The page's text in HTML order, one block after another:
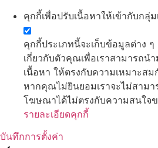
คุกกี้เพื่อปรับเนื้อหาให้เข้ากับกลุ่
คุกกี้ประเภทนี้จะเก็บข้อมูลต่าง
เกี่ยวกับตัวคุณเพื่อเราสามารถน
เนื้อหา ให้ตรงกับความเหมาะส
หากคุณไม่ยินยอมเราจะไม่สามา
โฆษณาได้ไม่ตรงกับความสนใจ
รายละเอียดคุกกี้
บันทึกการตั้งค่า